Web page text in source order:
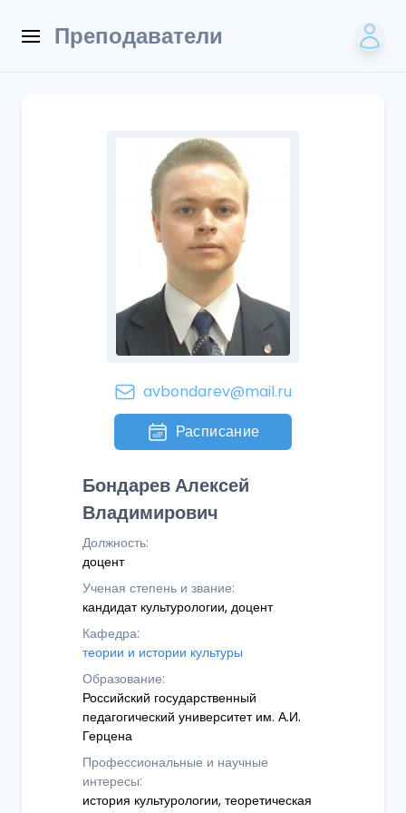
Преподаватели
avbondarev@mail.ru
Расписание
Бондарев Алексей
Владимирович
Должность:
доцент
Ученая степень и звание:
кандидат культурологии, доцент
Кафедра:
теории и истории культуры
Образование:
Российский государственный
педагогический университет им. А.И.
Герцена
Профессиональные и научные
интересы:
история культурологии, теоретическая